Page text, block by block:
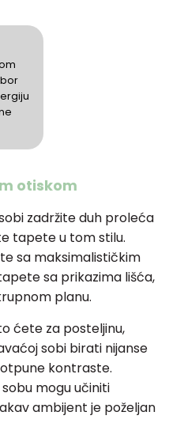
otiskom
zadržite duh proleća
tapete u tom stilu.
sa maksimalističkim
sa prikazima lišća,
planu.
ćete za posteljinu,
sobi birati nijanse
kontraste.
mogu učiniti
ambijent je poželjan